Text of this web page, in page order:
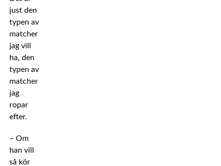
just den
typen av
matcher
jag vill
ha, den
typen av
matcher
jag
ropar
efter.
– Om
han vill
så kör